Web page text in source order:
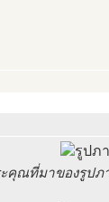
คุณที่มาของรูปภา